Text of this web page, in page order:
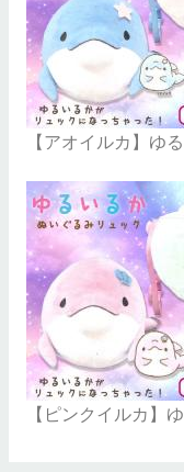
【アオイルカ】ゆ
【ピンクイルカ】